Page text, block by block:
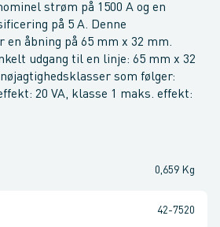
strøm på 1500 A og en
på 5 A. Denne
åbning på 65 mm x 32 mm.
udgang til en linje: 65 mm x 32
som følger:
20 VA, klasse 1 maks. effekt:
0,659 Kg
42-7520